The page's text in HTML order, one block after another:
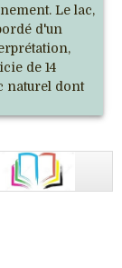
Le lac,
d'un
de 14
naturel dont